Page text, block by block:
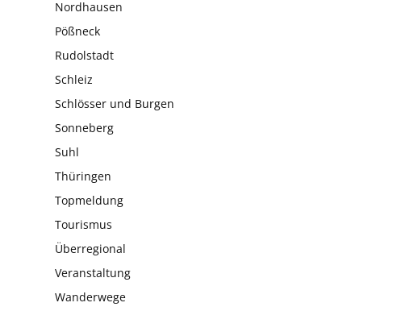
Nordhausen
Pößneck
Rudolstadt
Schleiz
Schlösser und Burgen
Sonneberg
Suhl
Thüringen
Topmeldung
Tourismus
Überregional
Veranstaltung
Wanderwege